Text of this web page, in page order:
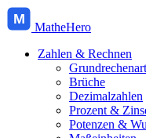
M
MatheHero
Zahlen & Rechnen
Brüche
Dezimalzahlen
Prozent &
Potenzen &